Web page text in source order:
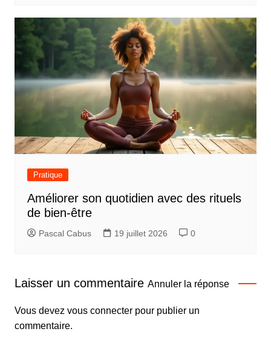
Pratique
Améliorer son quotidien avec des rituels
de bien-être
Pascal Cabus 19 juillet 2026 0
Laisser un commentaire Annuler la réponse
Vous devez vous connecterpour publier un
commentaire.